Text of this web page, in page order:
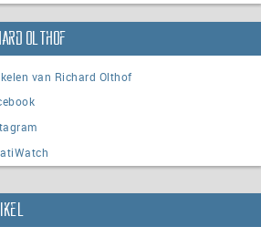
Olthof
van Richard Olthof